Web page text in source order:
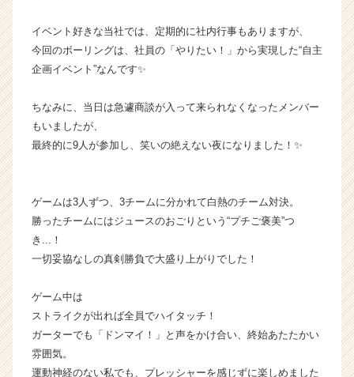
ら
カ
ウ
が
く
イ
ト
ア
ア
（C
e
イベント好きな当社では、定期的に社内行事もありますが、
今回のボーリングは、社員の「やりたい！」から実現した“自主
企画イベント”なんです✨
ちなみに、当日は急遽商談が入って来られなくなったメンバー
もいましたが、
最終的に9人が参加し、笑いの絶えない夜になりました！✨
ゲームは3人ずつ、3チームに分かれて白熱のチーム対決。
勝ったチームにはジュースのおごりという“プチご褒美”つ
き...！
一切妥協なしの真剣勝負で大盛り上がりでした！
ゲーム中は
ストライクが出れば全員でハイタッチ！
ガーターでも「ドンマイ！」と声をかけ合い、終始あたたかい
雰囲気。
運動神経のない私でも、プレッシャーを感じずに楽しめました